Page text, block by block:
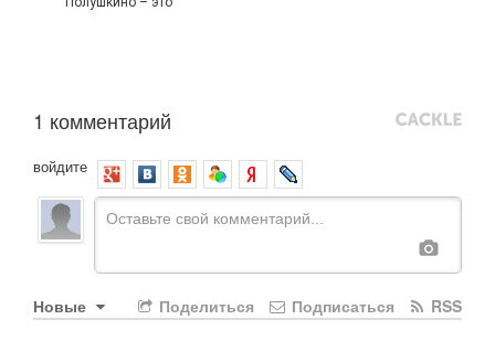
1 комментарий
войдите
Новые RSS
Подписаться
Поделиться